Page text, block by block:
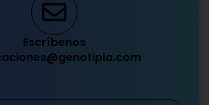
Escríbenos